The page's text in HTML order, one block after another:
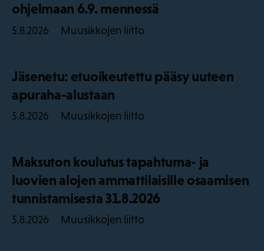
ohjelmaan 6.9. mennessä
5.8.2026 Muusikkojen liitto
Jäsenetu: etuoikeutettu pääsy uuteen
apuraha-alustaan
5.8.2026 Muusikkojen liitto
Maksuton koulutus tapahtuma- ja
luovien alojen ammattilaisille osaamisen
tunnistamisesta 31.8.2026
5.8.2026 Muusikkojen liitto